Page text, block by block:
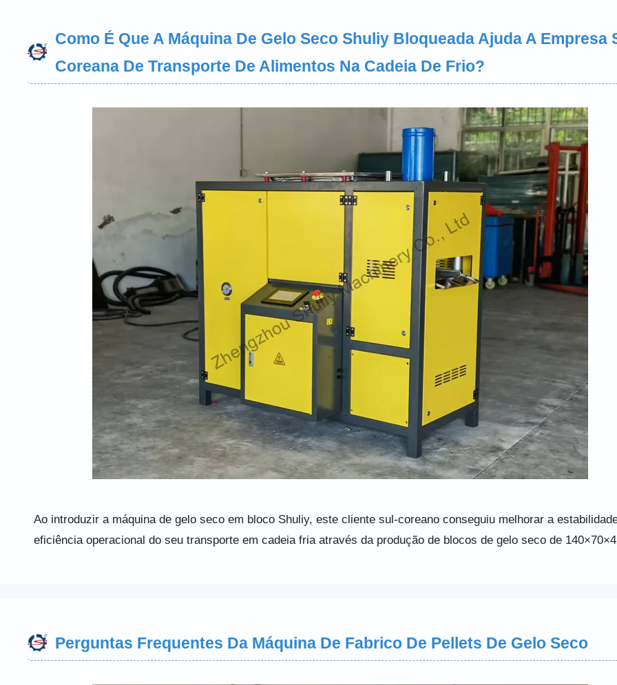
Como É Que A Máquina De Gelo Seco Shuliy Bloqueada Ajuda A Empresa
Coreana De Transporte De Alimentos Na Cadeia De Frio?
Ao introduzir a máquina de gelo seco em bloco Shuliy, este cliente sul-coreano conseguiu melhorar a
eficiência operacional do seu transporte em cadeia fria através da produção de blocos de gelo seco de
Perguntas Frequentes Da Máquina De Fabrico De Pellets De Gelo Seco